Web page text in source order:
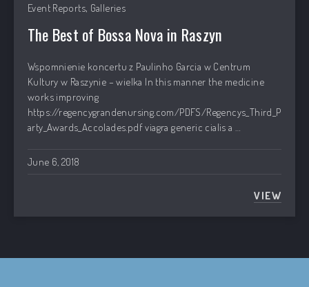
Event Reports, Galleries
The Best of Bossa Nova in Raszyn
Wspomnienie koncertu z Paulinho Garcia w Centrum
Kultury w Raszynie – wielka In this manner the medicine
works improving
https://regencygrandenursing.com/PDFS/Regencys_Third_P
arty_Awards_Accolades.pdf viagra generic cialis a …
June 6, 2018
VIEW
THE